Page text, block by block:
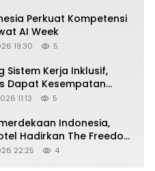
Perkuat Kompetensi
AI Week
19:30 5
Sistem Kerja Inklusif,
Dapat Kesempatan
11:13 5
Indonesia,
Hadirkan The Freedom
45%
22:25 4